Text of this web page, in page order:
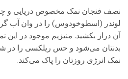
نصف فنجان نمک مخصوص دریایی و
آن دراز بکشید. منیزیم موجود در
بدنتان می‌شود و حس ریلکسی را در
نمک انرژی روزتان را پاک می‌کند.